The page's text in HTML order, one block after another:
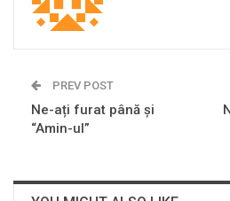
PREV POST
Ne-ați furat până și
“Amin-ul”